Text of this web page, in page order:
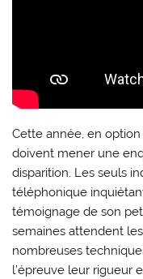
Cette année, en
doivent mener une
disparition. Les seuls
téléphonique
témoignage de son
semaines attendent
nombreuses
l’épreuve leur rigueur